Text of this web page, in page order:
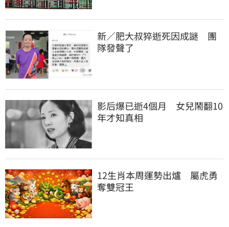
新／肥大叔猝逝死因成謎　團
隊發聲了
影后爆已逝4個月　女兒鬧翻10
年才知真相
12生肖本周運勢出爐　屬虎勇
奪雙冠王